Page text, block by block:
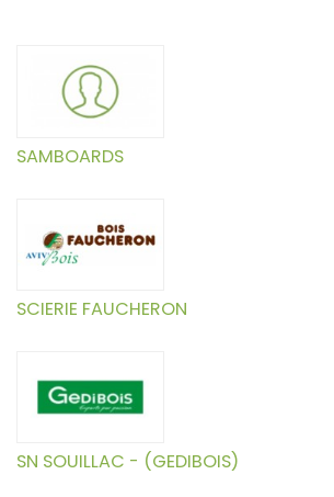
SAMBOARDS
SCIERIE FAUCHERON
SN SOUILLAC - (GEDIBOIS)